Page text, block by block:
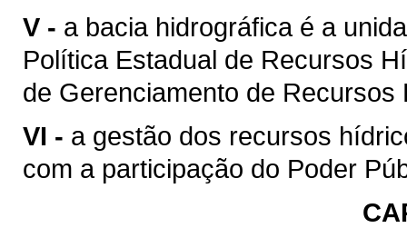
V - a bacia hidrográfica é a
Política Estadual de Recursos
de Gerenciamento de Recursos
VI - a gestão dos recursos
com a participação do Poder